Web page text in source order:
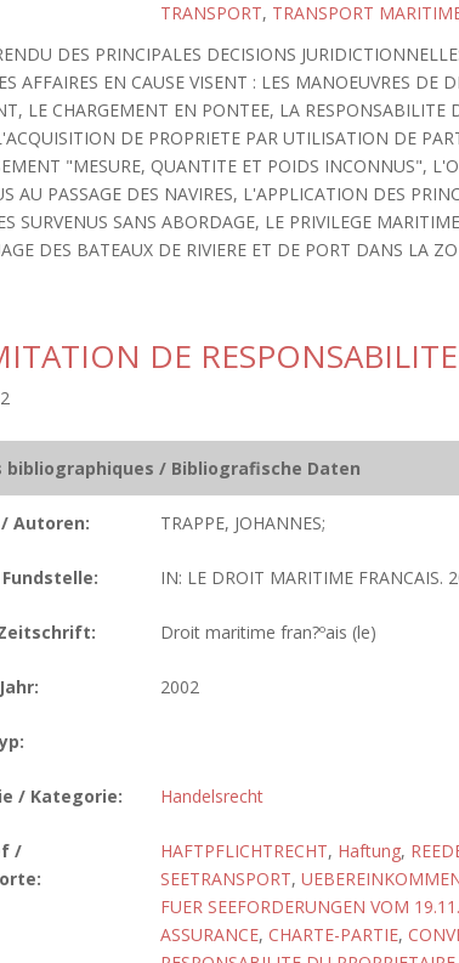
TRANSPORT, TRANSPORT
DES PRINCIPALES DECISIONS
AFFAIRES EN CAUSE VISENT : LES MANOEUVRES DE
LE CHARGEMENT EN PONTEE, LA
DE PROPRIETE PAR UTILISATION DE
"MESURE, QUANTITE ET POIDS INCONNUS",
AU PASSAGE DES NAVIRES, L'APPLICATION DES
SURVENUS SANS ABORDAGE, LE PRIVILEGE
DES BATEAUX DE RIVIERE ET DE PORT DANS LA
DE
bibliographiques / Bibliografische Daten
Autoren: TRAPPE, JOHANNES;
IN: LE DROIT MARITIME FRANCAIS.
Droit maritime fran?ºais (le)
2002
/ Kategorie: Handelsrecht
/
HAFTPFLICHTRECHT, Haftung,
SEETRANSPORT,
FUER SEEFORDERUNGEN VOM
ASSURANCE, CHARTE-PARTIE,